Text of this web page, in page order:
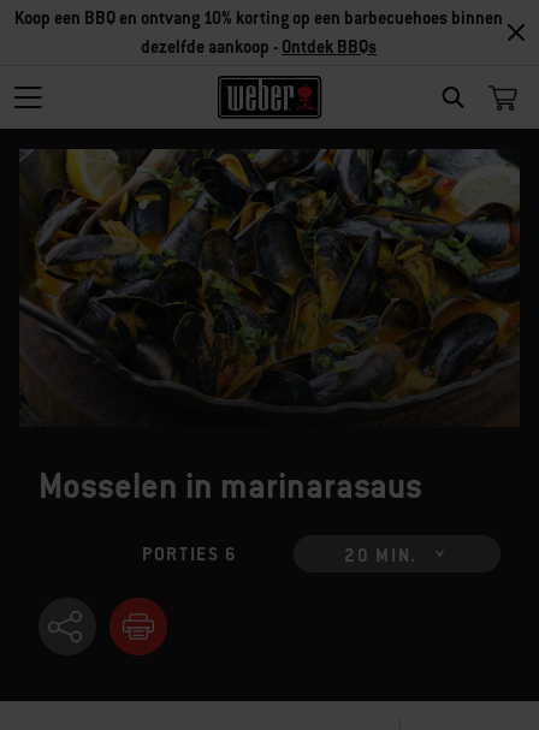
SEARCH
Koop een BBQ en ontvang 10% korting op een barbecuehoes binnen
dezelfde aankoop - Ontdek BBQs
Mosselen in marinarasaus
PORTIES 6 20 MIN.